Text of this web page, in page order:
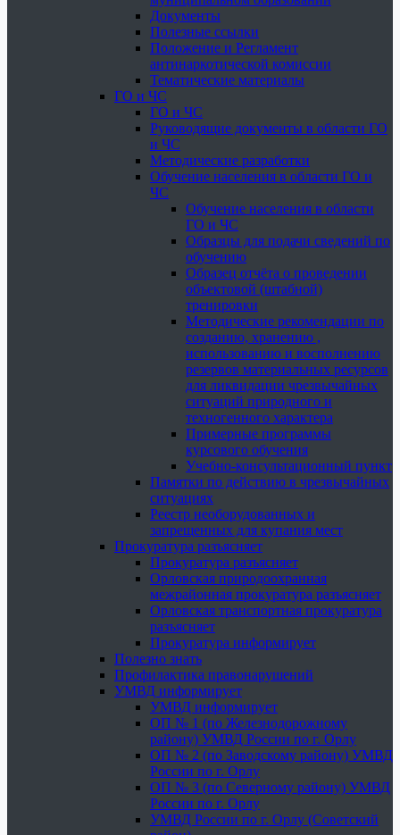
Документы
Полезные ссылки
Положение и Регламент
антинаркотической комиссии
Тематические материалы
ГО и ЧС
ГО и ЧС
Руководящие документы в области ГО
и ЧС
Методические разработки
Обучение населения в области ГО и
ЧС
Обучение населения в области
ГО и ЧС
Образцы для подачи сведений по
обучению
Образец отчёта о проведении
объектовой (штабной)
тренировки
Методические рекомендации по
созданию, хранению ,
использованию и восполнению
резервов материальных ресурсов
для ликвидации чрезвычайных
ситуаций природного и
техногенного характера
Примерные программы
курсового обучения
Учебно-консультационный пункт
Памятки по действию в чрезвычайных
ситуациях
Реестр необорудованных и
запрещенных для купания мест
Прокуратура разъясняет
Прокуратура разъясняет
Орловская природоохранная
межрайонная прокуратура разъясняет
Орловская транспортная прокуратура
разъясняет
Прокуратура информирует
Полезно знать
Профилактика правонарушений
УМВД информирует
УМВД информирует
ОП № 1 (по Железнодорожному
району) УМВД России по г. Орлу
ОП № 2 (по Заводскому району) УМВД
России по г. Орлу
ОП № 3 (по Северному району) УМВД
России по г. Орлу
УМВД России по г. Орлу (Советский